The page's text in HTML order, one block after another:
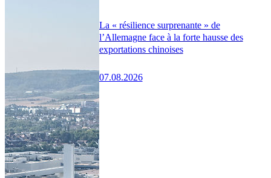
La « résilience surprenante » de
l’Allemagne face à la forte hausse des
exportations chinoises
07.08.2026